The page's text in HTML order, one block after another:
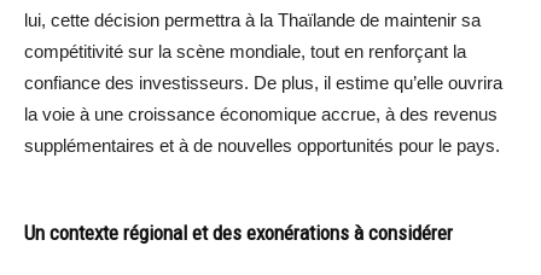
lui, cette décision permettra à la Thaïlande de maintenir sa
compétitivité sur la scène mondiale, tout en renforçant la
confiance des investisseurs. De plus, il estime qu’elle ouvrira
la voie à une croissance économique accrue, à des revenus
supplémentaires et à de nouvelles opportunités pour le pays.
Un contexte régional et des exonérations à considérer